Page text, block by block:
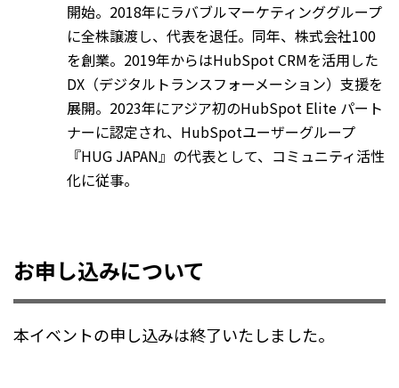
開始。2018年にラバブルマーケティンググループ
に全株譲渡し、代表を退任。同年、株式会社100
を創業。2019年からはHubSpot CRMを活用した
DX（デジタルトランスフォーメーション）支援を
展開。2023年にアジア初のHubSpot Elite パート
ナーに認定され、HubSpotユーザーグループ
『HUG JAPAN』の代表として、コミュニティ活性
化に従事。
お申し込みについて
本イベントの申し込みは終了いたしました。